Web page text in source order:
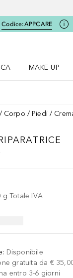
Codice:APPCARE
Home
MAKE UP
Corpo Piedi
g Totale IVA
: Disponibile
gratuita da €
entro 3-6 giorni